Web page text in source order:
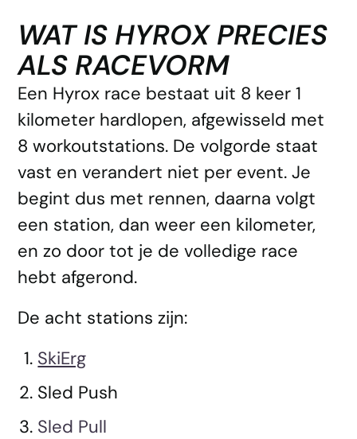
WAT IS HYROX PRECIES
ALS RACEVORM
Een Hyrox race bestaat uit 8 keer 1
kilometer hardlopen, afgewisseld met
8 workoutstations. De volgorde staat
vast en verandert niet per event. Je
begint dus met rennen, daarna volgt
een station, dan weer een kilometer,
en zo door tot je de volledige race
hebt afgerond.
De acht stations zijn:
SkiErg
Sled Push
Sled Pull